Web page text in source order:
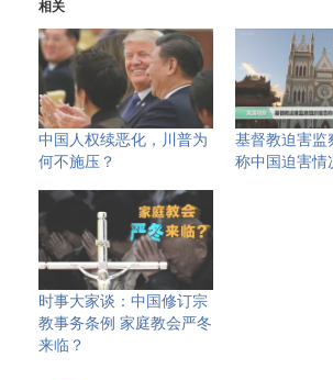
相关
中国人权续恶化，川普为
何不施压？
基督教迫害监
称中国迫害情
时事大家谈：中国修订宗
教事务条例 家庭教会严冬
来临？